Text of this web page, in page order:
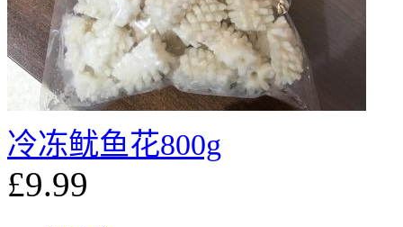
冷冻鱿鱼花800g
£9.99